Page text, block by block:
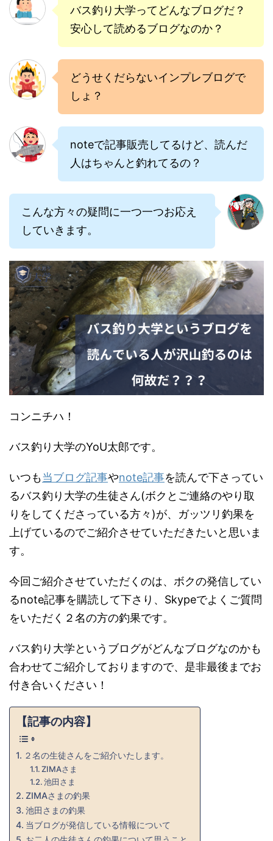
バス釣り大学ってどんなブログだ？
安心して読めるブログなのか？
どうせくだらないインプレブログで
しょ？
noteで記事販売してるけど、読んだ
人はちゃんと釣れてるの？
こんな方々の疑問に一つ一つお応え
していきます。
コンニチハ！
バス釣り大学のYoU太郎です。
いつも当ブログ記事やnote記事を読んで下さってい
るバス釣り大学の生徒さん(ボクとご連絡のやり取
りをしてくださっている方々)が、ガッツリ釣果を
上げているのでご紹介させていただきたいと思いま
す。
今回ご紹介させていただくのは、ボクの発信してい
るnote記事を購読して下さり、Skypeでよくご質問
をいただく２名の方の釣果です。
バス釣り大学というブログがどんなブログなのかも
合わせてご紹介しておりますので、是非最後までお
付き合いください！
【記事の内容】
２名の生徒さんをご紹介いたします。
ZIMAさま
池田さま
ZIMAさまの釣果
池田さまの釣果
当ブログが発信している情報について